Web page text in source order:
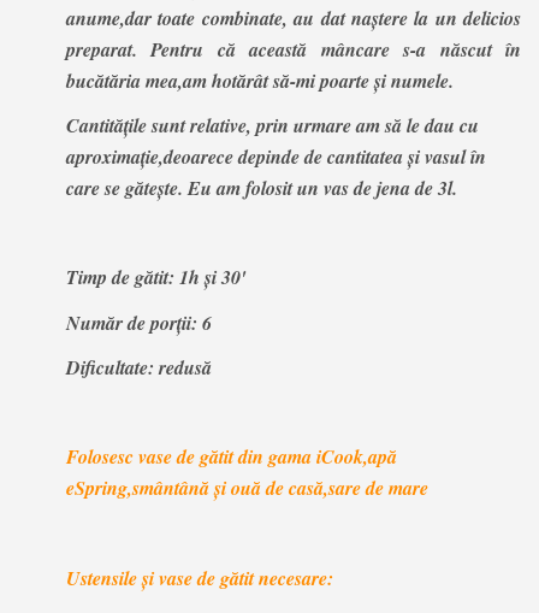
anume,dar toate combinate, au dat naștere la un delicios
preparat. Pentru că această mâncare s-a născut în
bucătăria mea,am hotărât să-mi poarte și numele.
Cantitățile sunt relative, prin urmare am să le dau cu
aproximație,deoarece depinde de cantitatea și vasul în
care se gătește. Eu am folosit un vas de jena de 3l.
Timp de gătit: 1h și 30'
Număr de porții: 6
Dificultate: redusă
Folosesc vase de gătit din gama iCook,apă
eSpring,smântână și ouă de casă,sare de mare
Ustensile și vase de gătit necesare: